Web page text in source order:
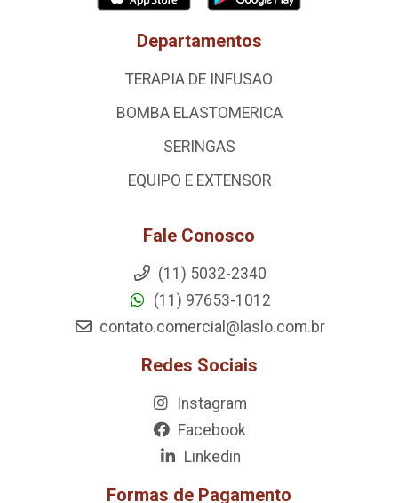
Departamentos
TERAPIA DE INFUSAO
BOMBA ELASTOMERICA
SERINGAS
EQUIPO E EXTENSOR
Fale Conosco
(11) 5032-2340
(11) 97653-1012
contato.comercial@laslo.com.br
Redes Sociais
Instagram
Facebook
Linkedin
Formas de Pagamento